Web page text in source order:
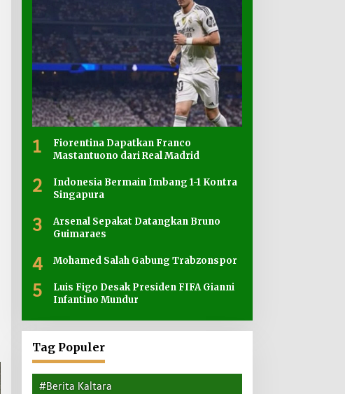
1
Fiorentina Dapatkan Franco
Mastantuono dari Real Madrid
2
Indonesia Bermain Imbang 1-1 Kontra
Singapura
3
Arsenal Sepakat Datangkan Bruno
Guimaraes
4 Mohamed Salah Gabung Trabzonspor
5
Luis Figo Desak Presiden FIFA Gianni
Infantino Mundur
Tag Populer
#Berita Kaltara